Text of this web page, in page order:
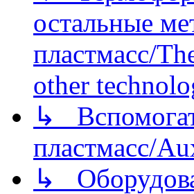
остальные
пластмасс/
other
↳
пластмасс/
↳